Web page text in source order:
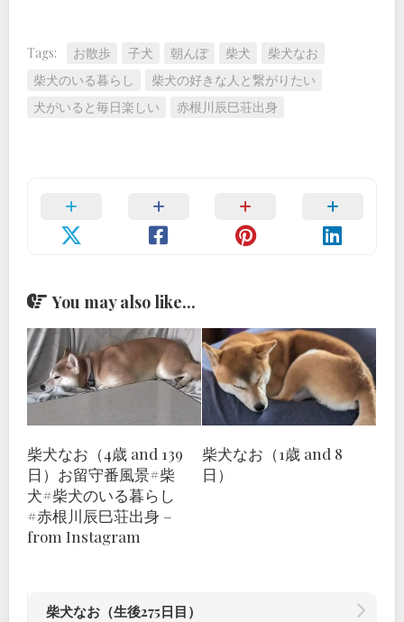
Tags: お散歩 子犬 朝んぽ 柴犬
柴犬なお
柴犬のいる暮らし
柴犬の好きな人と繋がりたい
犬がいると毎日楽しい
赤根川辰巳荘出身
You may also like...
柴犬なお（4歳 and 139
日）お留守番風景#柴
犬#柴犬のいる暮らし
#赤根川辰巳荘出身 –
from Instagram
柴犬なお（1歳 and 8
日）
柴犬なお（生後275日目）